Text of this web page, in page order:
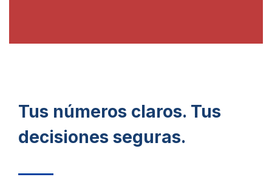
Tus números claros. Tus
decisiones seguras.